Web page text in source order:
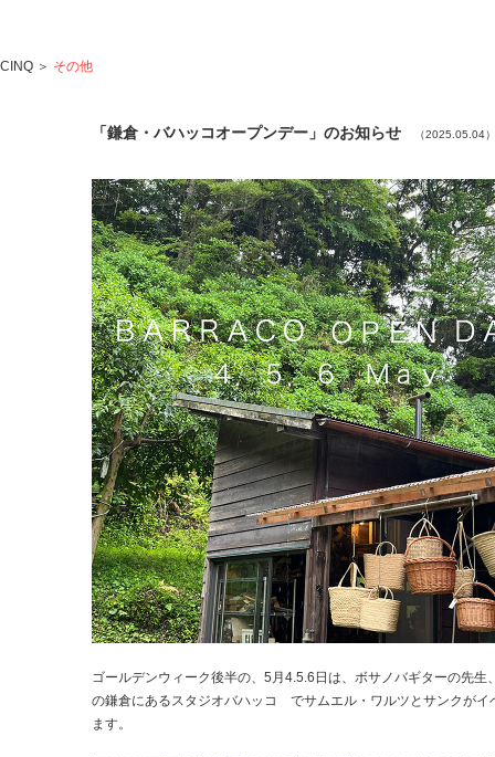
CINQ ＞ その他
「鎌倉・バハッコオープンデー」のお知らせ （2025.05.04）
ゴールデンウィーク後半の、5月4.5.6日は、ボサノバギターの先生
の鎌倉にあるスタジオバハッコ でサムエル・ワルツとサンクがイ
ます。